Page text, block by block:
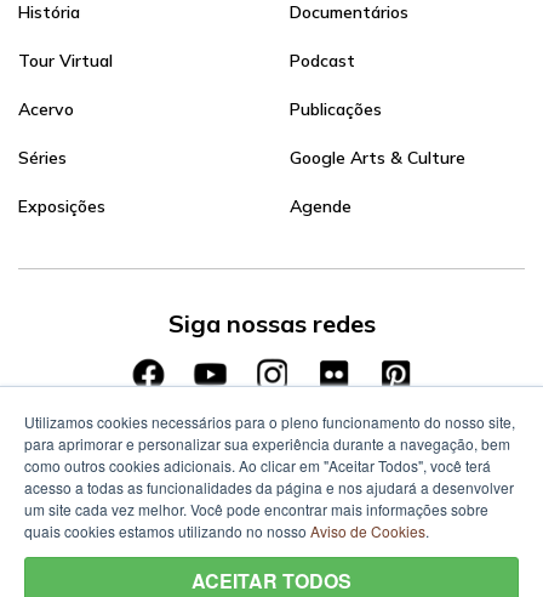
História
Tour Virtual
Acervo
Séries
Exposições
Documentários
Podcast
Publicações
Google Arts & Culture
Agende
Siga nossas redes
Utilizamos cookies necessários para o pleno funcionamento do nosso site,
para aprimorar e personalizar sua experiência durante a navegação, bem
como outros cookies adicionais. Ao clicar em "Aceitar Todos", você terá
acesso a todas as funcionalidades da página e nos ajudará a desenvolver
um site cada vez melhor. Você pode encontrar mais informações sobre
quais cookies estamos utilizando no nosso Aviso de Cookies.
ACEITAR TODOS